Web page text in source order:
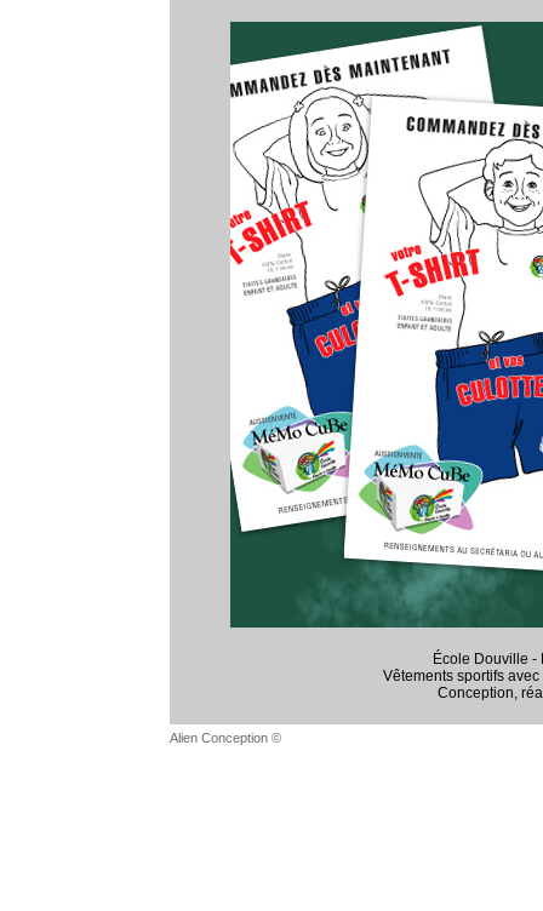
École Douville -
Vêtements sportifs
Conception,
Alien Conception ©